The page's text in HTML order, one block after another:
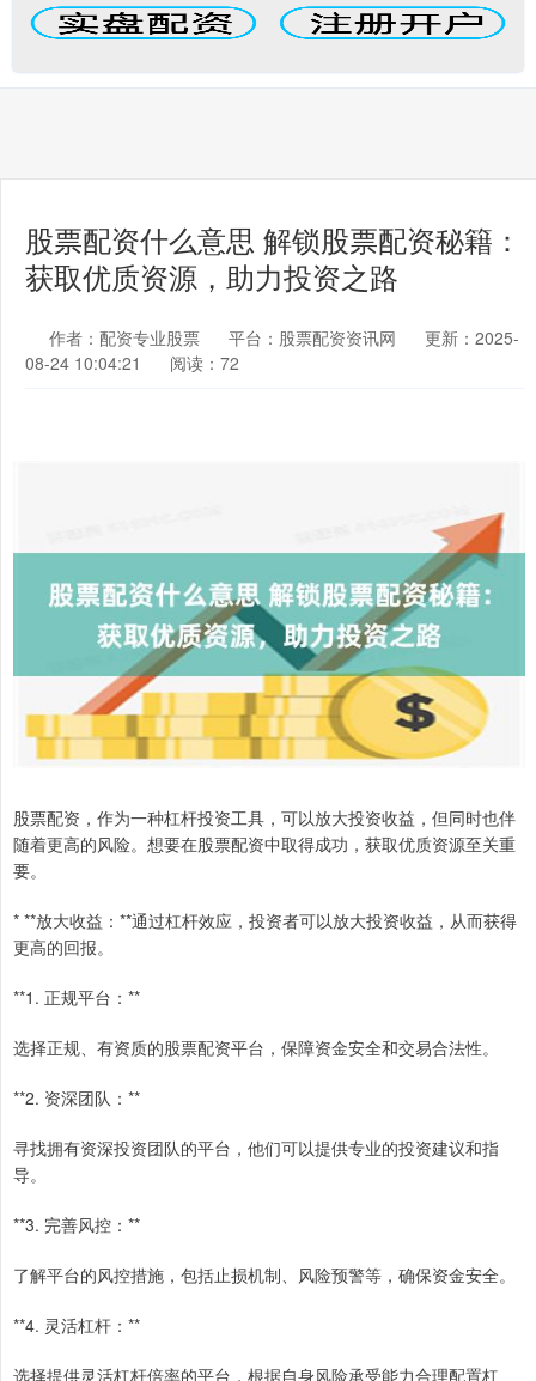
股票配资什么意思 解锁股票配资秘籍：
获取优质资源，助力投资之路
作者：配资专业股票 平台：股票配资资讯网
更新：2025-
08-24 10:04:21
阅读：72
股票配资，作为一种杠杆投资工具，可以放大投资收益，但同时也伴
随着更高的风险。想要在股票配资中取得成功，获取优质资源至关重
要。
* **放大收益：**通过杠杆效应，投资者可以放大投资收益，从而获得
更高的回报。
**1. 正规平台：**
选择正规、有资质的股票配资平台，保障资金安全和交易合法性。
**2. 资深团队：**
寻找拥有资深投资团队的平台，他们可以提供专业的投资建议和指
导。
**3. 完善风控：**
了解平台的风控措施，包括止损机制、风险预警等，确保资金安全。
**4. 灵活杠杆：**
选择提供灵活杠杆倍率的平台，根据自身风险承受能力合理配置杠